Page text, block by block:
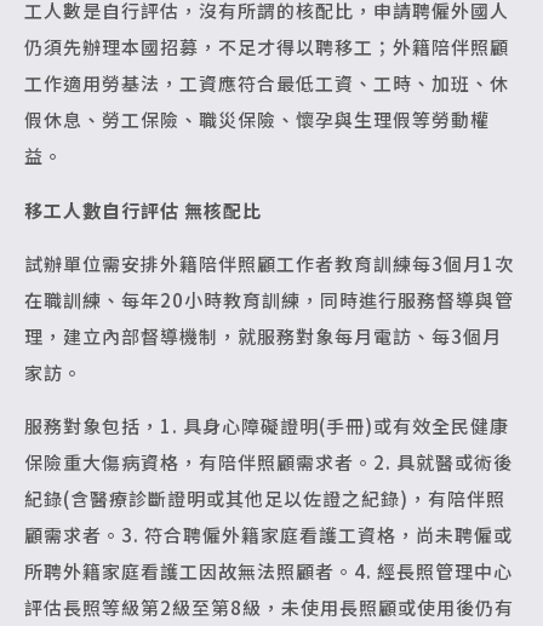
工人數是自行評估，沒有所謂的核配比，申請聘僱外國人
仍須先辦理本國招募，不足才得以聘移工；外籍陪伴照顧
工作適用勞基法，工資應符合最低工資、工時、加班、休
假休息、勞工保險、職災保險、懷孕與生理假等勞動權
益。
移工人數自行評估 無核配比
試辦單位需安排外籍陪伴照顧工作者教育訓練每3個月1次
在職訓練、每年20小時教育訓練，同時進行服務督導與管
理，建立內部督導機制，就服務對象每月電訪、每3個月
家訪。
服務對象包括，1. 具身心障礙證明(手冊)或有效全民健康
保險重大傷病資格，有陪伴照顧需求者。2. 具就醫或術後
紀錄(含醫療診斷證明或其他足以佐證之紀錄)，有陪伴照
顧需求者。3. 符合聘僱外籍家庭看護工資格，尚未聘僱或
所聘外籍家庭看護工因故無法照顧者。4. 經長照管理中心
評估長照等級第2級至第8級，未使用長照顧或使用後仍有